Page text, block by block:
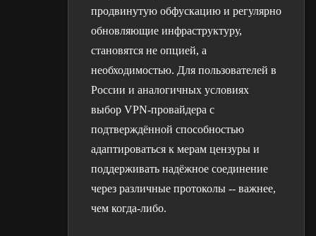
продвинутую обфускацию и регулярно
обновляющие инфраструктуру,
становятся не опцией, а
необходимостью. Для пользователей в
России и аналогичных условиях
выбор VPN-провайдера с
подтверждённой способностью
адаптироваться к мерам цензуры и
поддерживать надёжное соединение
через различные протоколы -- важнее,
чем когда-либо.